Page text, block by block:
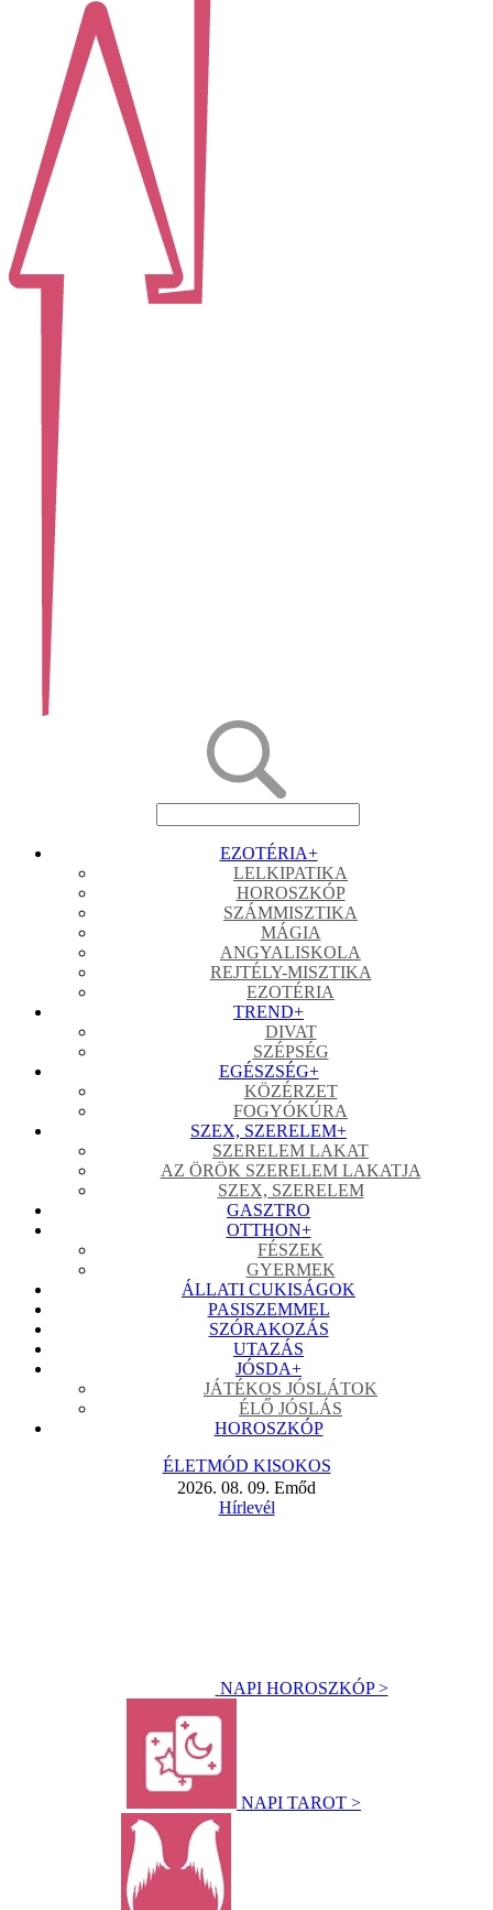
EZOTÉRIA+
LELKIPATIKA
HOROSZKÓP
SZÁMMISZTIKA
MÁGIA
ANGYALISKOLA
REJTÉLY-MISZTIKA
EZOTÉRIA
TREND+
DIVAT
SZÉPSÉG
EGÉSZSÉG+
KÖZÉRZET
FOGYÓKÚRA
SZEX, SZERELEM+
SZERELEM LAKAT
AZ ÖRÖK SZERELEM LAKATJA
SZEX, SZERELEM
GASZTRO
OTTHON+
FÉSZEK
GYERMEK
ÁLLATI CUKISÁGOK
PASISZEMMEL
SZÓRAKOZÁS
UTAZÁS
JÓSDA+
JÁTÉKOS JÓSLÁTOK
ÉLŐ JÓSLÁS
HOROSZKÓP
ÉLETMÓD KISOKOS
2026. 08. 09. Emőd
Hírlevél
NAPI HOROSZKÓP >
NAPI TAROT >